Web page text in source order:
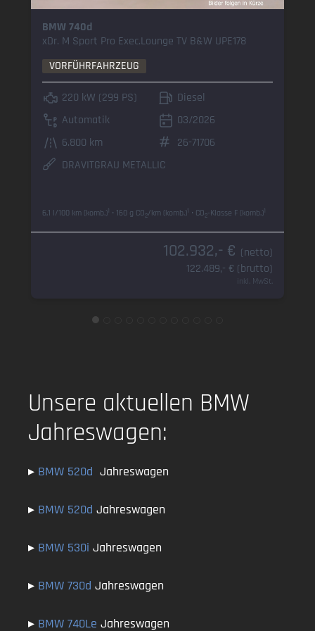
BMW 740d
xDr. M Sport Pro Exec.Lounge TV B&W UPE178
VORFÜHRFAHRZEUG
220 kW (299 PS)
Automatik
6.800 km
Diesel
03/2026
26-71706
DRAVITGRAU METALLIC
6,1 l/100 km (komb.)1 • 160 g CO2/km (komb.)1 • CO2-Klasse F (komb.)1
102.932,- € (netto)
122.489,- € (brutto)
inkl. MwSt.
Unsere aktuellen BMW
Jahreswagen:
▸ BMW 520d Jahreswagen
▸ BMW 520d Jahreswagen
▸ BMW 530i Jahreswagen
▸ BMW 730d Jahreswagen
▸ BMW 740Le Jahreswagen